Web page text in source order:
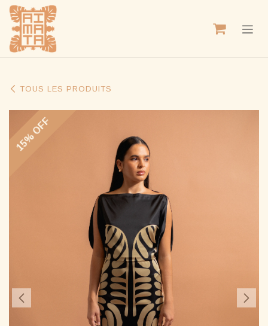
SE RENDRE AU CONTENU
TOUS LES PRODUITS
15% OFF